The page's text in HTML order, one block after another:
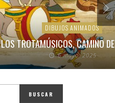
DIBUJOS ANIMADOS
LOS TROTAMÚSICOS, CAMINO
6 mayo, 2025